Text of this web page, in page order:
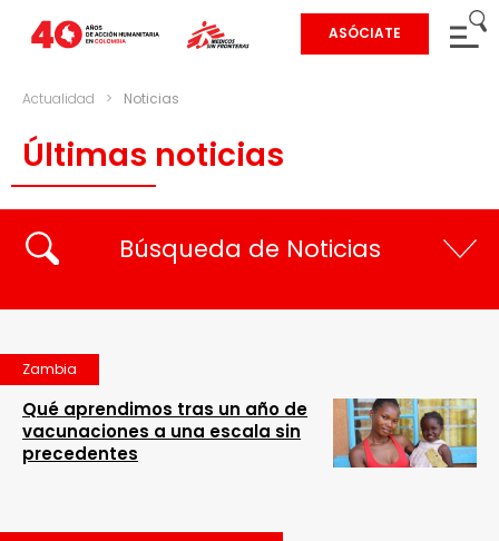
ASÓCIATE
Actualidad > Noticias
Últimas noticias
Búsqueda de Noticias
Zambia
Qué aprendimos tras un año de
vacunaciones a una escala sin
precedentes